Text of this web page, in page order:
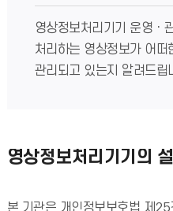
영상정보처리기기 운영ㆍ
처리하는 영상정보가 어
관리되고 있는지 알려드립
영상정보처리기기의
본 기관은 개인정보보호법 제